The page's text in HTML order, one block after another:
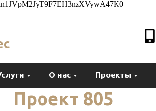
О нас Проекты
Проект 805